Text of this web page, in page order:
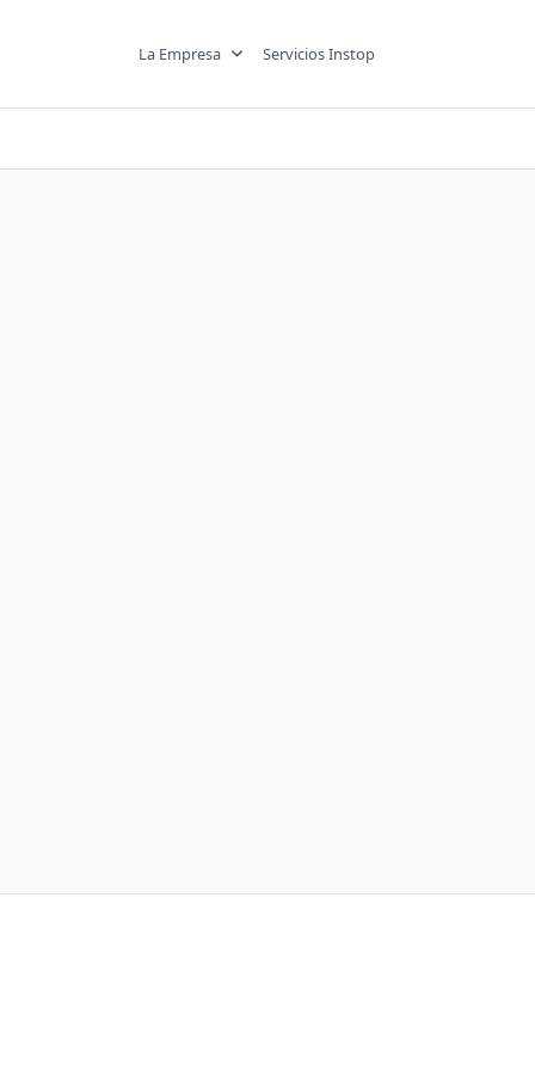
La Empresa Servicios Instop